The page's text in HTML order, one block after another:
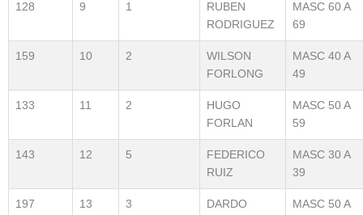
128 9 1
RUBEN
RODRIGUEZ
MASC 60 A
69
159 10 2
WILSON
FORLONG
MASC 40 A
49
133 11 2
HUGO
FORLAN
MASC 50 A
59
143 12 5
FEDERICO
RUIZ
MASC 30 A
39
197 13 3
DARDO
MASC 50 A